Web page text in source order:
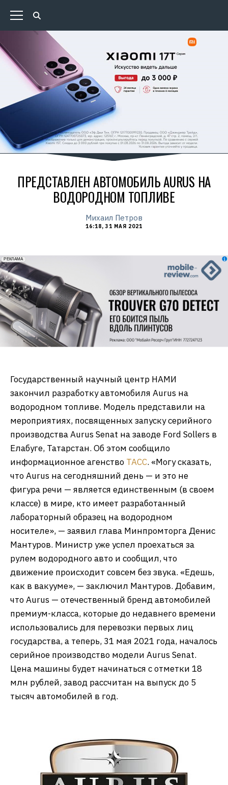
ПРЕДСТАВЛЕН АВТОМОБИЛЬ AURUS НА
ВОДОРОДНОМ ТОПЛИВЕ
Михаил Петров
16:18, 31 МАЯ 2021
erid: 2VfnxxmNzs5
РЕКЛАМА
Государственный научный центр НАМИ
закончил разработку автомобиля Aurus на
водородном топливе. Модель представили на
мероприятиях, посвященных запуску серийного
производства Aurus Senat на заводе Ford Sollers в
Елабуге, Татарстан. Об этом сообщило
информационное агенство ТАСС. «Могу сказать,
что Aurus на сегодняшний день — и это не
фигура речи — является единственным (в своем
классе) в мире, кто имеет разработанный
лабораторный образец на водородном
носителе», — заявил глава Минпромторга Денис
Мантуров. Министр уже успел проехаться за
рулем водородного авто и сообщил, что
движение происходит совсем без звука. «Едешь,
как в вакууме», — заключил Мантуров. Добавим,
что Aurus — отечественный бренд автомобилей
премиум-класса, которые до недавнего времени
использовались для перевозки первых лиц
государства, а теперь, 31 мая 2021 года, началось
серийное производство модели Aurus Senat.
Цена машины будет начинаться с отметки 18
млн рублей, завод рассчитан на выпуск до 5
тысяч автомобилей в год.